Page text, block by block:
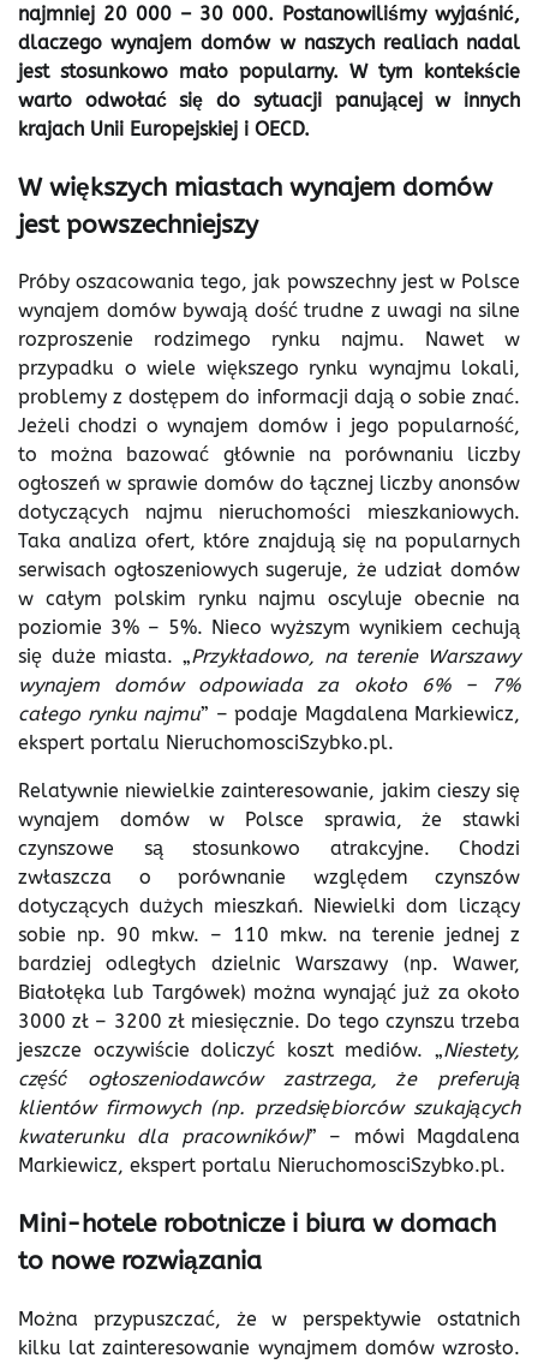
najmniej 20 000 – 30 000. Postanowiliśmy wyjaśnić,
dlaczego wynajem domów w naszych realiach nadal
jest stosunkowo mało popularny. W tym kontekście
warto odwołać się do sytuacji panującej w innych
krajach Unii Europejskiej i OECD.
W większych miastach wynajem domów
jest powszechniejszy
Próby oszacowania tego, jak powszechny jest w Polsce
wynajem domów bywają dość trudne z uwagi na silne
rozproszenie rodzimego rynku najmu. Nawet w
przypadku o wiele większego rynku wynajmu lokali,
problemy z dostępem do informacji dają o sobie znać.
Jeżeli chodzi o wynajem domów i jego popularność,
to można bazować głównie na porównaniu liczby
ogłoszeń w sprawie domów do łącznej liczby anonsów
dotyczących najmu nieruchomości mieszkaniowych.
Taka analiza ofert, które znajdują się na popularnych
serwisach ogłoszeniowych sugeruje, że udział domów
w całym polskim rynku najmu oscyluje obecnie na
poziomie 3% – 5%. Nieco wyższym wynikiem cechują
się duże miasta. „Przykładowo, na terenie Warszawy
wynajem domów odpowiada za około 6% – 7%
całego rynku najmu” – podaje Magdalena Markiewicz,
ekspert portalu NieruchomosciSzybko.pl.
Relatywnie niewielkie zainteresowanie, jakim cieszy się
wynajem domów w Polsce sprawia, że stawki
czynszowe są stosunkowo atrakcyjne. Chodzi
zwłaszcza o porównanie względem czynszów
dotyczących dużych mieszkań. Niewielki dom liczący
sobie np. 90 mkw. – 110 mkw. na terenie jednej z
bardziej odległych dzielnic Warszawy (np. Wawer,
Białołęka lub Targówek) można wynająć już za około
3000 zł – 3200 zł miesięcznie. Do tego czynszu trzeba
jeszcze oczywiście doliczyć koszt mediów. „Niestety,
część ogłoszeniodawców zastrzega, że preferują
klientów firmowych (np. przedsiębiorców szukających
kwaterunku dla pracowników)” – mówi Magdalena
Markiewicz, ekspert portalu NieruchomosciSzybko.pl.
Mini-hotele robotnicze i biura w domach
to nowe rozwiązania
Można przypuszczać, że w perspektywie ostatnich
kilku lat zainteresowanie wynajmem domów wzrosło.